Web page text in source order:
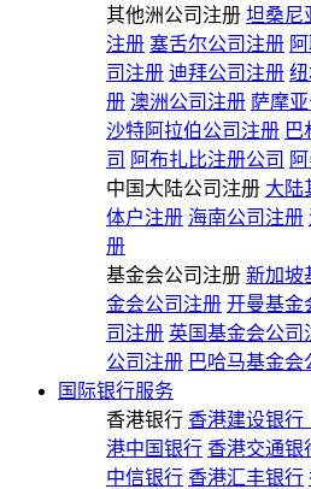
其他洲公司注册 坦桑尼
注册 塞舌尔公司注册
司注册 迪拜公司注册
册 澳洲公司注册 萨摩
沙特阿拉伯公司注册 巴
司 阿布扎比注册公司
中国大陆公司注册 大陆
体户注册 海南公司注册
册
基金会公司注册 新加坡
金会公司注册 开曼基金
司注册 英国基金会公司
公司注册 巴哈马基金会
国际银行服务
香港银行 香港建设银行
港中国银行 香港交通银
中信银行 香港汇丰银行